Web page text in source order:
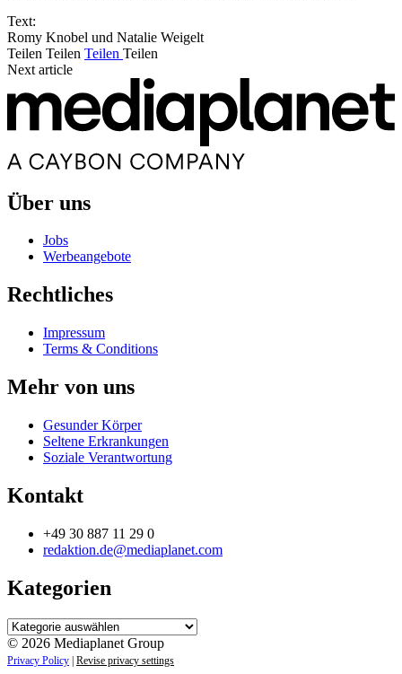
Text:
Romy Knobel und Natalie Weigelt
Teilen Teilen Teilen Teilen
Next article
Über uns
Jobs
Werbeangebote
Rechtliches
Impressum
Terms & Conditions
Mehr von uns
Gesunder Körper
Seltene Erkrankungen
Soziale Verantwortung
Kontakt
+49 30 887 11 29 0
redaktion.de@mediaplanet.com
Kategorien
Kategorien
© 2026 Mediaplanet Group
Privacy Policy | Revise privacy settings